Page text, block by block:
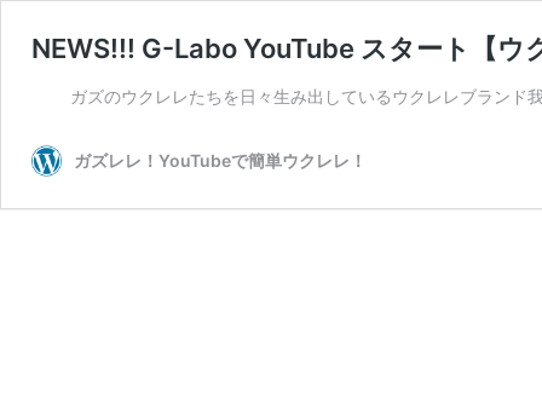
NEWS!!! G-Labo YouTube スタート【ウ
ガズのウクレレたちを日々生み出しているウクレレブラ
ガズレレ！YouTubeで簡単ウクレレ！